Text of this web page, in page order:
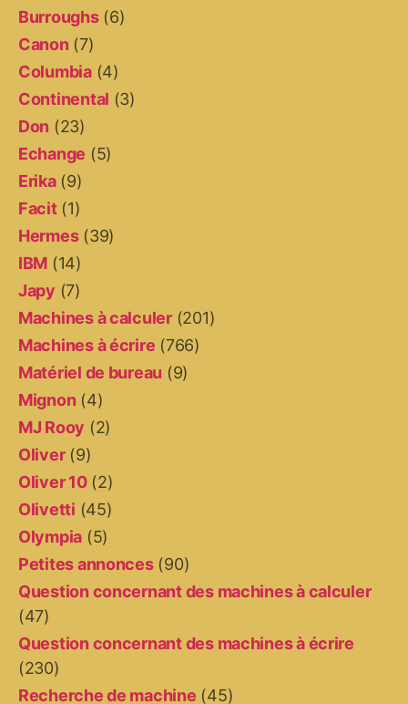
Burroughs(6)
Canon (7)
Columbia(4)
Continental (3)
Don (23)
Echange (5)
Erika(9)
Facit(1)
Hermes(39)
IBM (14)
Japy (7)
Machines à calculer(201)
Machines à écrire (766)
Matériel de bureau (9)
Mignon (4)
MJ Rooy (2)
Oliver(9)
Oliver 10(2)
Olivetti (45)
Olympia (5)
Petites annonces(90)
Question concernant des machines à calculer
(47)
Question concernant des machines à écrire
(230)
Recherche de machine (45)